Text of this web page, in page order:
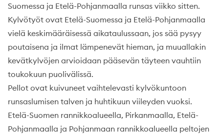
Suomessa ja Etelä-Pohjanmaalla runsas viikko sitten.
Kylvötyöt ovat Etelä-Suomessa ja Etelä-Pohjanmaalla
vielä keskimääräisessä aikataulussaan, jos sää pysyy
poutaisena ja ilmat lämpenevät hieman, ja muuallakin
kevätkylvöjen arvioidaan pääsevän täyteen vauhtiin
toukokuun puolivälissä.
Pellot ovat kuivuneet vaihtelevasti kylvökuntoon
runsaslumisen talven ja huhtikuun viileyden vuoksi.
Etelä-Suomen rannikkoalueella, Pirkanmaalla, Etelä-
Pohjanmaalla ja Pohjanmaan rannikkoalueella peltojen